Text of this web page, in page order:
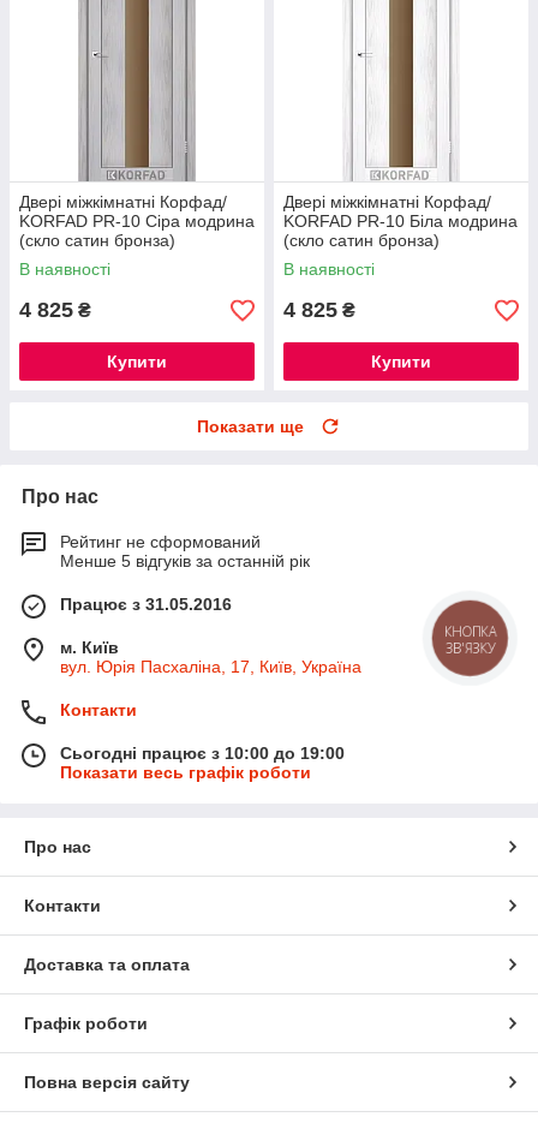
Двері міжкімнатні Корфад/
KORFAD PR-10 Сіра модрина
(скло сатин бронза)
В наявності
4 825 ₴
Купити
Двері міжкімнатні Корфад/
KORFAD PR-10 Біла модрина
(скло сатин бронза)
В наявності
4 825 ₴
Купити
Показати ще
Про нас
Рейтинг не сформований
Менше 5 відгуків за останній рік
Працює з 31.05.2016
м. Київ
вул. Юрія Пасхаліна, 17, Київ, Україна
Контакти
Сьогодні працює з 10:00 до 19:00
Показати весь графік роботи
Про нас
Контакти
Доставка та оплата
Графік роботи
Повна версія сайту
КНОПКА
ЗВ'ЯЗКУ